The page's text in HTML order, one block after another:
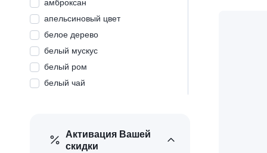
апельсиновый цвет
белое дерево
белый мускус
белый ром
белый чай
благовония
бобы тонка
Активация Вашей
скидки